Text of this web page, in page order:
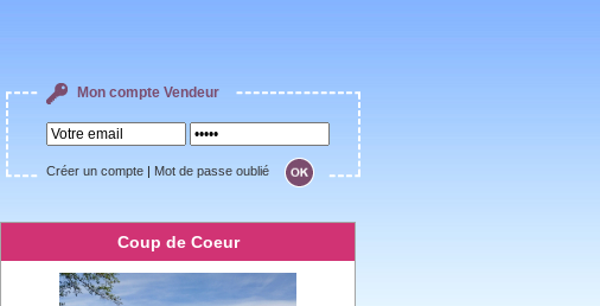
Mon compte Vendeur
Créer un compte Mot de passe oublié
Coup de Coeur